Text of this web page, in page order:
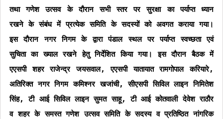
तथा गणेश उत्सव के दौरान सभी स्तर पर सुरक्षा का पर्याप्त ध्यान
रखने के संबंध में प्रत्येक समिति के सदस्यों को अवगत कराया गया।
इस दौरान नगर निगम के द्वारा पंडाल स्थल पर पर्याप्त स्वच्छता एवं
सुचिता का ख्याल रखने हेतु निर्देशित किया गया। इस दौरान बैठक में
एएसपी शहर राजेन्द्र जयसवाल, एएसपी यातायात रामगोपाल करियारे,
अतिरिक्त नगर निगम कमिश्नर खजांची, सीएसपी सिविल लाइन निमितेश
सिंह, टी आई सिविल लाइन सुमत साहू, टी आई कोतवाली देवेश राठौर
व शहर के समस्त गणेश उत्सव समिति के सदस्य व प्रतिष्ठित नांगरिक